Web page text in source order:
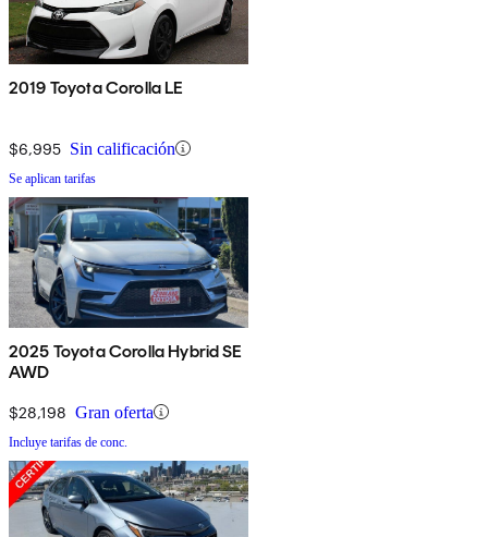
2019 Toyota Corolla LE
$6,995 Sin calificación
Se aplican tarifas
2025 Toyota Corolla Hybrid SE
AWD
$28,198 Gran oferta
Incluye tarifas de conc.